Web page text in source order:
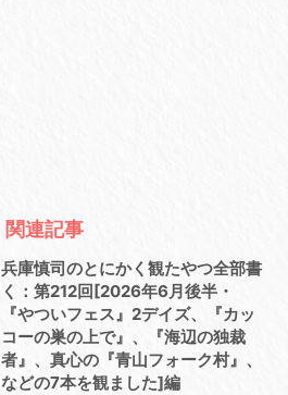
関連記事
兵庫慎司のとにかく観たやつ全部書
く：第212回[2026年6月後半・
『やついフェス』2デイズ、『カッ
コーの巣の上で』、『海辺の独裁
者』、真心の『青山フォーク村』、
などの7本を観ました]編